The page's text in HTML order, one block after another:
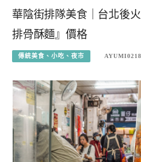
華陰街排隊美食｜台北後
排骨酥麵』價格
傳統美食、小吃、夜市 AYUMI0218